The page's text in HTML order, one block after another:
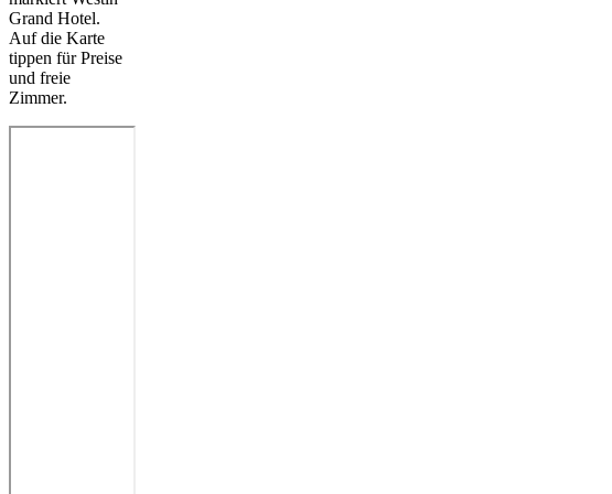
Grand Hotel.
Auf die Karte
tippen für Preise
und freie
Zimmer.